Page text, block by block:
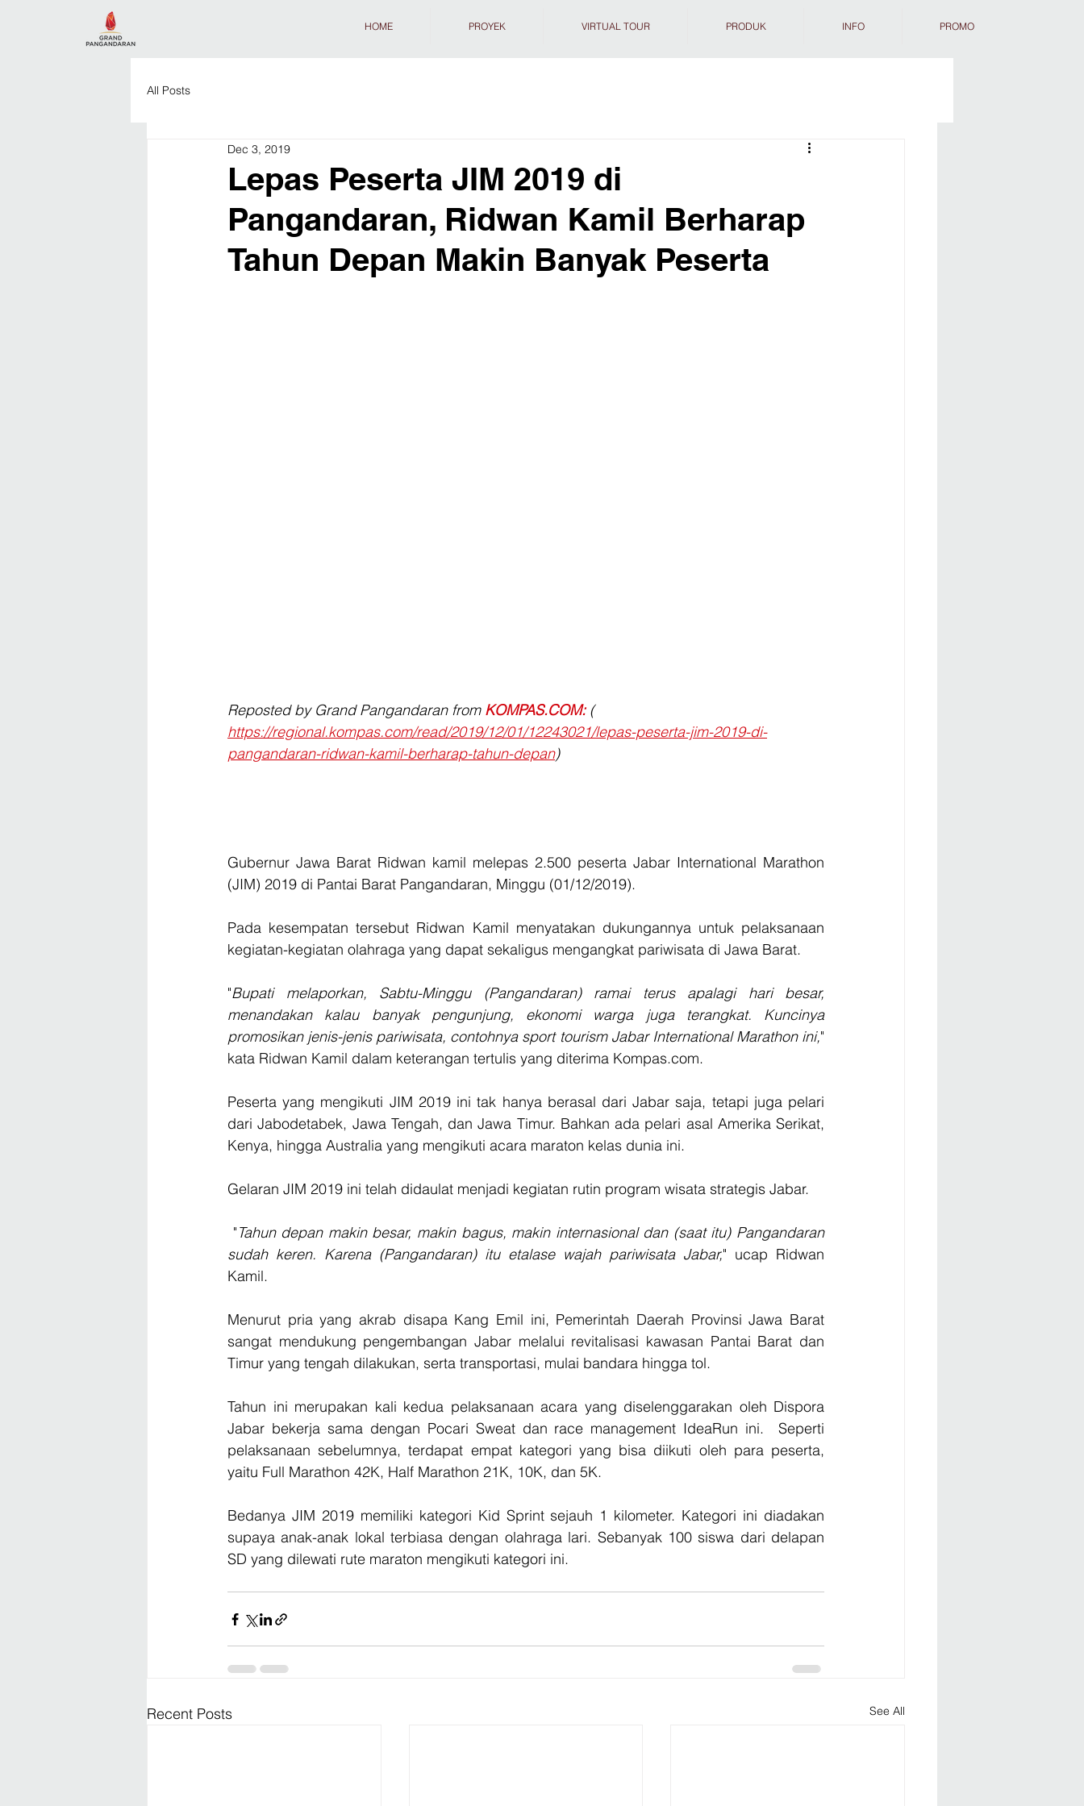
HOME PROYEK VIRTUAL TOUR PRODUK INFO PROMO
All Posts
Lepas Peserta JIM 2019 di
Pangandaran, Ridwan Kamil Berharap
Tahun Depan Makin Banyak Peserta
Dec 3, 2019
Reposted by Grand Pangandaran from KOMPAS.COM: (
https://regional.kompas.com/read/2019/12/01/12243021/lepas-peserta-jim-2019-di-
pangandaran-ridwan-kamil-berharap-tahun-depan)
Gubernur Jawa Barat Ridwan kamil melepas 2.500 peserta Jabar International Marathon
(JIM) 2019 di Pantai Barat Pangandaran, Minggu (01/12/2019).
Pada kesempatan tersebut Ridwan Kamil menyatakan dukungannya untuk pelaksanaan
kegiatan-kegiatan olahraga yang dapat sekaligus mengangkat pariwisata di Jawa Barat.
"Bupati melaporkan, Sabtu-Minggu (Pangandaran) ramai terus apalagi hari besar,
menandakan kalau banyak pengunjung, ekonomi warga juga terangkat. Kuncinya
promosikan jenis-jenis pariwisata, contohnya sport tourism Jabar International Marathon ini,"
kata Ridwan Kamil dalam keterangan tertulis yang diterima Kompas.com.
Peserta yang mengikuti JIM 2019 ini tak hanya berasal dari Jabar saja, tetapi juga pelari
dari Jabodetabek, Jawa Tengah, dan Jawa Timur. Bahkan ada pelari asal Amerika Serikat,
Kenya, hingga Australia yang mengikuti acara maraton kelas dunia ini.
Gelaran JIM 2019 ini telah didaulat menjadi kegiatan rutin program wisata strategis Jabar.
"Tahun depan makin besar, makin bagus, makin internasional dan (saat itu) Pangandaran
sudah keren. Karena (Pangandaran) itu etalase wajah pariwisata Jabar," ucap Ridwan
Kamil.
Menurut pria yang akrab disapa Kang Emil ini, Pemerintah Daerah Provinsi Jawa Barat
sangat mendukung pengembangan Jabar melalui revitalisasi kawasan Pantai Barat dan
Timur yang tengah dilakukan, serta transportasi, mulai bandara hingga tol.
Tahun ini merupakan kali kedua pelaksanaan acara yang diselenggarakan oleh Dispora
Jabar bekerja sama dengan Pocari Sweat dan race management IdeaRun ini.  Seperti
pelaksanaan sebelumnya, terdapat empat kategori yang bisa diikuti oleh para peserta,
yaitu Full Marathon 42K, Half Marathon 21K, 10K, dan 5K.
Bedanya JIM 2019 memiliki kategori Kid Sprint sejauh 1 kilometer. Kategori ini diadakan
supaya anak-anak lokal terbiasa dengan olahraga lari. Sebanyak 100 siswa dari delapan
SD yang dilewati rute maraton mengikuti kategori ini.
Recent Posts See All